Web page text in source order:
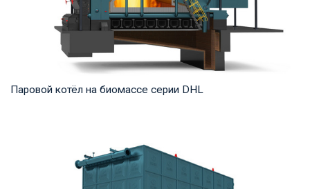
Паровой котёл на биомассе серии DHL
продукта: 20-75 т/ч Температура на выходе...